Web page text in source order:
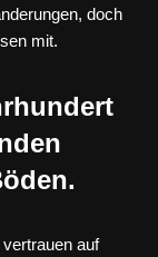
doch
mit.
auf